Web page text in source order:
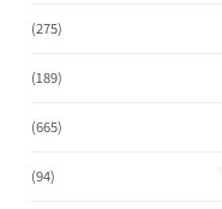
(275)
(189)
(665)
(94)